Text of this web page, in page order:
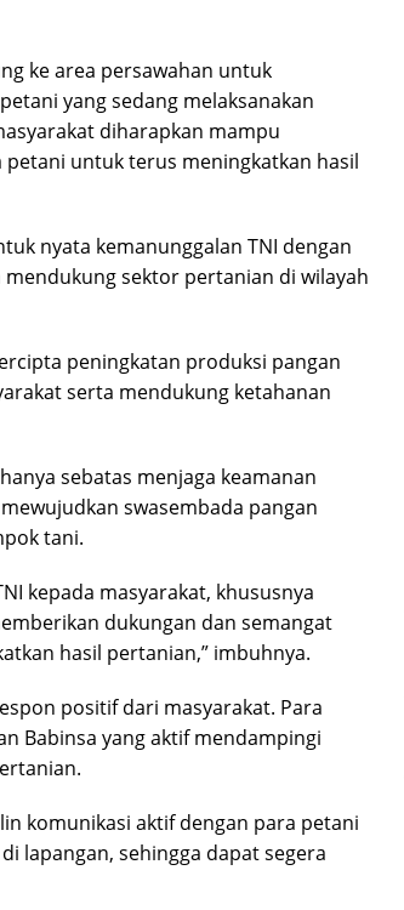
ke area persawahan untuk
yang sedang melaksanakan
diharapkan mampu
untuk terus meningkatkan hasil
nyata kemanunggalan TNI dengan
sektor pertanian di wilayah
peningkatan produksi pangan
serta mendukung ketahanan
sebatas menjaga keamanan
swasembada pangan
tani.
kepada masyarakat, khususnya
dukungan dan semangat
hasil pertanian,” imbuhnya.
positif dari masyarakat. Para
Babinsa yang aktif mendampingi
komunikasi aktif dengan para petani
lapangan, sehingga dapat segera